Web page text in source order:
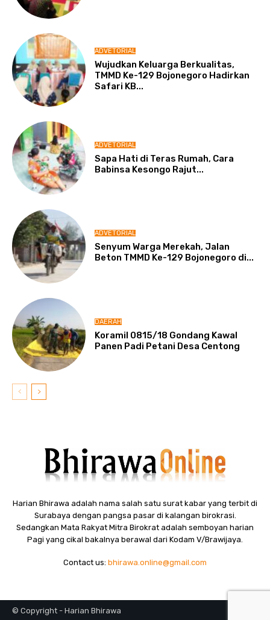
ADVETORIAL
Wujudkan Keluarga Berkualitas,
TMMD Ke-129 Bojonegoro Hadirkan
Safari KB...
ADVETORIAL
Sapa Hati di Teras Rumah, Cara
Babinsa Kesongo Rajut...
ADVETORIAL
Senyum Warga Merekah, Jalan
Beton TMMD Ke-129 Bojonegoro di...
DAERAH
Koramil 0815/18 Gondang Kawal
Panen Padi Petani Desa Centong
Harian Bhirawa adalah nama salah satu surat kabar yang terbit di
Surabaya dengan pangsa pasar di kalangan birokrasi.
Sedangkan Mata Rakyat Mitra Birokrat adalah semboyan harian
Pagi yang cikal bakalnya berawal dari Kodam V/Brawijaya.
Contact us: bhirawa.online@gmail.com
© Copyright - Harian Bhirawa